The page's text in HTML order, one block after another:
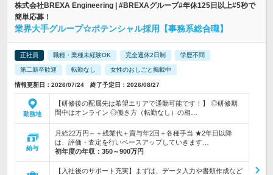
株式会社BREXA Engineering | #BREXAグループ#年休125日以上#5秒で
簡単応募！
業界大手グループ☆ポテンシャル採用【事務系総合職】
正社員 職種・業種未経験OK 完全週休2日制 学歴不問
第二新卒歓迎 転勤なし 女性のおしごと掲載中
情報更新日：2026/07/24 終了予定日：2026/08/27
勤務地
【研修後の配属先は希望エリアで通勤可能です！】 ◎研修期
間中はオンライン ◎働き方（転勤なし）の相…
給与
月給22万円～＋残業代＋賞与年2回＋各種手当 ★2年目以降
は、評価・査定を行いベースアップしていきます…
初年度の年収： 350～900万円
【入社後のサポート充実】まずは、データ入力や書類作成など